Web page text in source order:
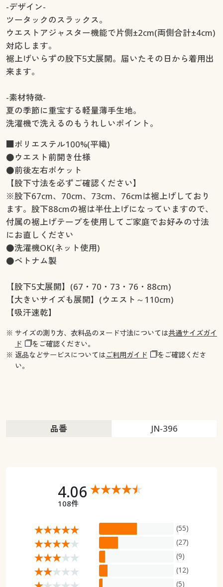
-デザイン-
ツータックのスラックス。
ウエストアジャスター機能で片側±2cm(両側合計±4cm)
対応します。
裾上げいらずの股下5丈展開。届いたその日から着用出
来ます。
-素材特徴-
夏の季節に重宝する軽量薄手生地。
洗濯機で洗えるのもうれしいポイント。
■ポリエステル100%(平織)
●ウエスト前開き仕様
●前後左右ポケット
【股下寸法を必ずご確認ください】
※股下67cm、70cm、73cm、76cmは裾上げしており
ます。股下88cmの裾は半仕上げになっていますので、
付属の裾上げテープを使用してご家庭でお好みの寸法
にお直しください
●洗濯機OK(ネット使用)
●ベトナム製
【股下5丈展開】(67・70・73・76・88cm)
【大きいサイズも展開】(ウエスト～110cm)
【吸汗速乾】
※ サイズの測り方、衣料品のヌード寸法については共通サイズガイ
ド
をご確認ください。
※ 返品などサービスについてはご利用ガイド
をご確認くださ
い。
品番 JN-396
4.06
108件
(55)
(27)
(9)
(12)
(5)